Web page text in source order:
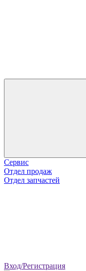
Сервис
Отдел продаж
Отдел запчастей
Вход/Регистрация